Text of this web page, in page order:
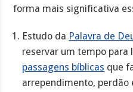
forma mais significativa
Estudo da Palavra de
reservar um tempo para
passagens bíblicas que
arrependimento, perdão